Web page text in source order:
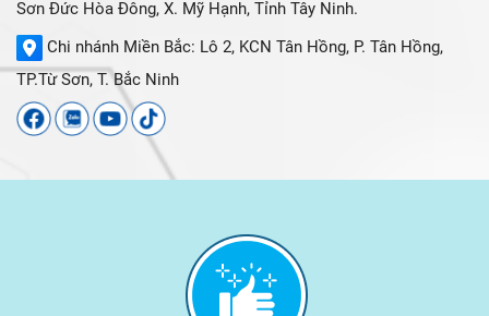
Sơn Đức Hòa Đông, X. Mỹ Hạnh, Tỉnh Tây Ninh.
Chi nhánh Miền Bắc: Lô 2, KCN Tân Hồng, P. Tân Hồng,
TP.Từ Sơn, T. Bắc Ninh